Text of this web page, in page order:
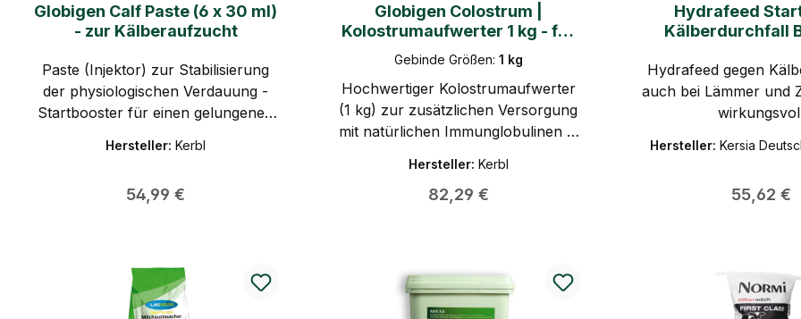
Globigen Calf Paste (6 x 30 ml)
- zur Kälberaufzucht
Paste (Injektor) zur Stabilisierung
der physiologischen Verdauung -
Startbooster für einen gelungenen
Futterergänzungsmittel für Kälber
Hersteller:Kerbl
Regulärer Preis:
54,99 €
Globigen Colostrum |
Kolostrumaufwerter 1 kg - für
Kälber und Lämmer
Gebinde Größen: 1 kg
Hochwertiger Kolostrumaufwerter
(1 kg) zur zusätzlichen Versorgung
mit natürlichen Immunglobulinen in
Ergänzungsfuttermittel für Kälber,
Schaflämmer und Ziegenlämmer
Hersteller: Kerbl
Regulärer Preis:
82,29 €
Hydrafeed
Kälberdurchfall
Hydrafeed gegen
auch bei Lämmer und
Hersteller:Kersia
Regulärer
55,62 €